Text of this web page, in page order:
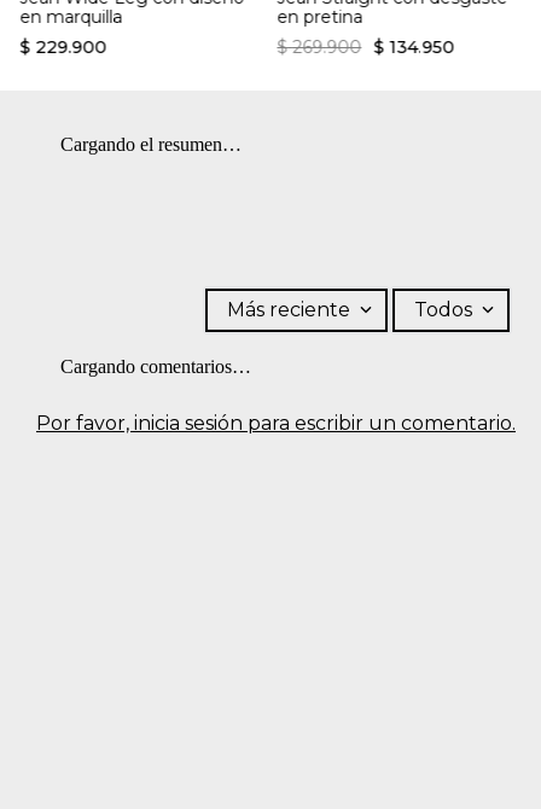
en marquilla
$ 229.900
en pretina
$ 269.900 $ 134.950
Cargando el resumen…
Por favor, inicia sesión para escribir un comentario.
Más reciente Todos
Cargando comentarios…